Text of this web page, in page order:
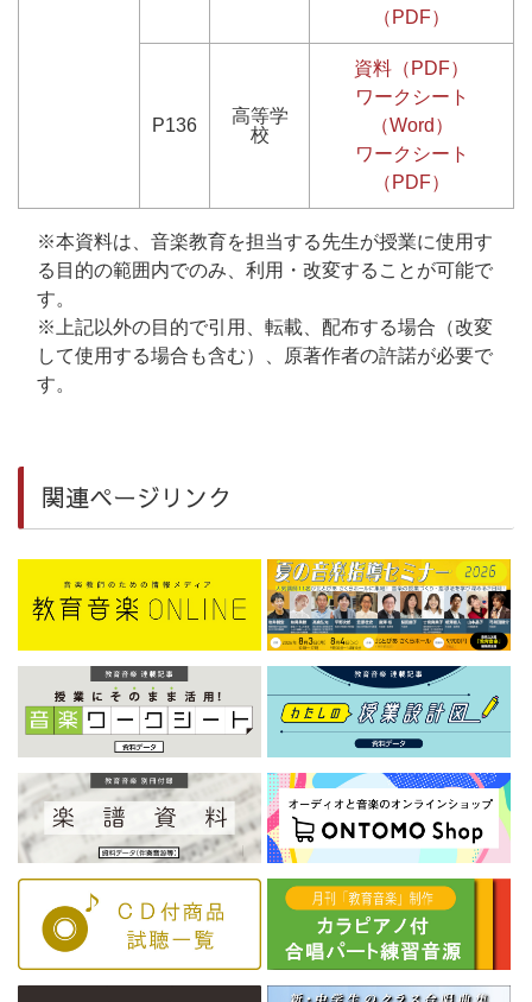
（PDF）
P136
高等学
校
資料（PDF）
ワークシート
（Word）
ワークシート
（PDF）
※本資料は、音楽教育を担当する先生が授業に使用す
る目的の範囲内でのみ、利用・改変することが可能で
す。
※上記以外の目的で引用、転載、配布する場合（改変
して使用する場合も含む）、原著作者の許諾が必要で
す。
関連ページリンク